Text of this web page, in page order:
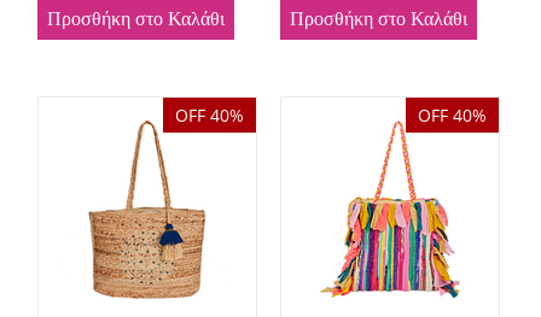
Προσθήκη στο Καλάθι
Προσθήκη στο Καλάθι
OFF 40% OFF 40%